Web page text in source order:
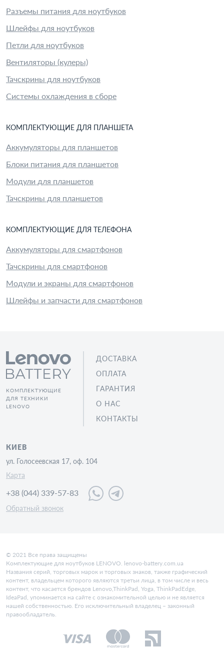
Разъемы питания для ноутбуков
Шлейфы для ноутбуков
Петли для ноутбуков
Вентиляторы (кулеры)
Тачскрины для ноутбуков
Системы охлаждения в сборе
КОМПЛЕКТУЮЩИЕ ДЛЯ ПЛАНШЕТА
Аккумуляторы для планшетов
Блоки питания для планшетов
Модули для планшетов
Тачскрины для планшетов
КОМПЛЕКТУЮЩИЕ ДЛЯ ТЕЛЕФОНА
Аккумуляторы для смартфонов
Тачскрины для смартфонов
Модули и экраны для смартфонов
Шлейфы и запчасти для смартфонов
КОМПЛЕКТУЮЩИЕ
ДЛЯ ТЕХНИКИ
LENOVO
ДОСТАВКА
ОПЛАТА
ГАРАНТИЯ
О НАС
КОНТАКТЫ
КИЕВ
ул. Голосеевская 17, оф. 104
Карта
+38 (044) 339-57-83
Обратный звонок
© 2021 Все права защищены
Комплектующие для ноутбуков LENOVO. lenovo-battery.com.ua
Названия серий, торговых марок и торговых знаков, также графический
контент, владельцем которого являются третьи лица, в том числе и весь
контент, что касается брендов Lenovo,ThinkPad, Yoga, ThinkPadEdge,
IdeaPad, упоминается на сайте с ознакомительной целью и не является
нашей собственностью. Его исключительный владелец – законный
правообладатель.